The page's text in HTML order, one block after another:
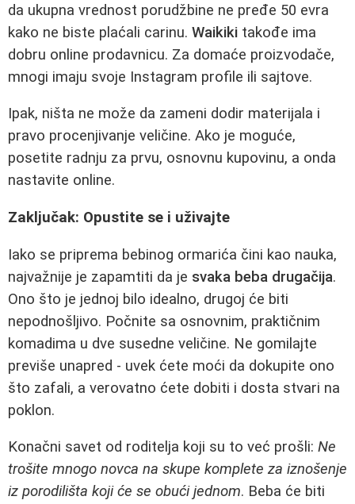
da ukupna vrednost porudžbine ne pređe 50 evra
kako ne biste plaćali carinu. Waikiki takođe ima
dobru online prodavnicu. Za domaće proizvodače,
mnogi imaju svoje Instagram profile ili sajtove.
Ipak, ništa ne može da zameni dodir materijala i
pravo procenjivanje veličine. Ako je moguće,
posetite radnju za prvu, osnovnu kupovinu, a onda
nastavite online.
Zaključak: Opustite se i uživajte
Iako se priprema bebinog ormarića čini kao nauka,
najvažnije je zapamtiti da je svaka beba drugačija.
Ono što je jednoj bilo idealno, drugoj će biti
nepodnošljivo. Počnite sa osnovnim, praktičnim
komadima u dve susedne veličine. Ne gomilajte
previše unapred - uvek ćete moći da dokupite ono
što zafali, a verovatno ćete dobiti i dosta stvari na
poklon.
Konačni savet od roditelja koji su to već prošli: Ne
trošite mnogo novca na skupe komplete za iznošenje
iz porodilišta koji će se obući jednom. Beba će biti